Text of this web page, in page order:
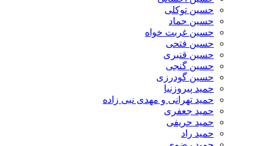
حسین توکلی
حسین حماد
حسین غربت خواه
حسین فتحی
حسین قنبری
حسین گنجی
حسین گودرزی
حمید پیروزنیا
حمید تهرانی و مهدی نبی زاده
حمید جعفری
حمید حریفی
حمید راد